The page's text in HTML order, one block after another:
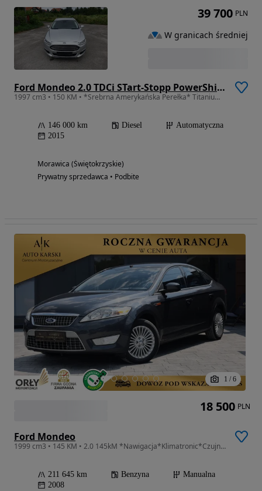
Ford Mondeo 2.0 TDCi STart-Stopp PowerShift-Aut Titanium
1997 cm3 • 150 KM • *Srebrna Amerykańska Perełka* Titanium PowerShift *Full opcja*
146 000 km Diesel
Automatyczna
2015
Morawica (Świętokrzyskie)
Prywatny sprzedawca • Podbite
39 700 PLN
W granicach średniej
1 / 6
Ford Mondeo
1999 cm3 • 145 KM • 2.0 145kM *Nawigacja*Klimatronic*Czujniki Parkowania*Bluetooth*ABS*ESP
211 645 km Benzyna
Manualna
2008
18 500 PLN